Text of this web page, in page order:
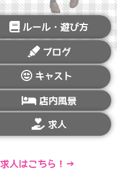
ルール・遊び方
ブログ
キャスト
店内風景
求人
求人はこちら！→